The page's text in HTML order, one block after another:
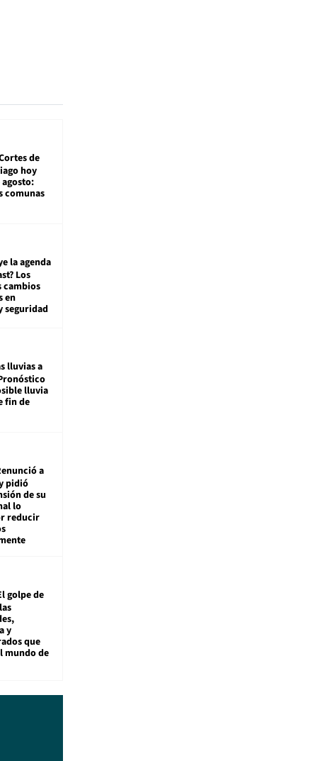
de
hoy
agosto:
comunas
la agenda
Los
cambios
en
seguridad
lluvias a
lluvia
fin de
a
pidió
de su
lo
reducir
golpe de
y
que
mundo de